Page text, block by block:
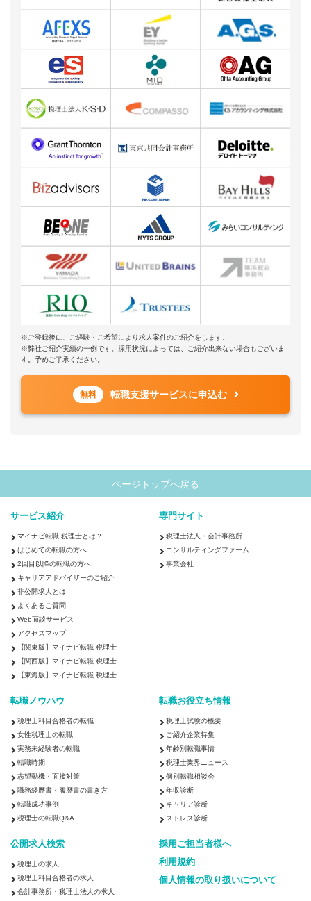
※ご登録後に、ご経験・ご希望により求人案件のご紹介をします。
※弊社ご紹介実績の一例です。採用状況によっては、ご紹介出来ない場合もございま
す。予めご了承ください。
無料 転職支援サービスに申込む
ページトップへ戻る
サービス紹介
マイナビ転職 税理士とは？
はじめての転職の方へ
2回目以降の転職の方へ
キャリアアドバイザーのご紹介
非公開求人とは
よくあるご質問
Web面談サービス
アクセスマップ
【関東版】マイナビ転職 税理士
【関西版】マイナビ転職 税理士
【東海版】マイナビ転職 税理士
専門サイト
税理士法人・会計事務所
コンサルティングファーム
事業会社
転職ノウハウ
税理士科目合格者の転職
女性税理士の転職
実務未経験者の転職
転職時期
志望動機・面接対策
職務経歴書・履歴書の書き方
転職成功事例
税理士の転職Q&A
転職お役立ち情報
税理士試験の概要
ご紹介企業特集
年齢別転職事情
税理士業界ニュース
個別転職相談会
年収診断
キャリア診断
ストレス診断
公開求人検索
税理士の求人
税理士科目合格者の求人
会計事務所・税理士法人の求人
採用ご担当者様へ
利用規約
個人情報の取り扱いについて